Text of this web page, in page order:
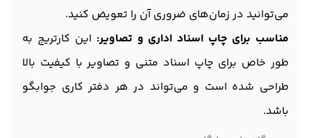
می‌توانید در زمان‌های ضروری آن را تعویض کنید.
مناسب برای چاپ اسناد اداری و تصاویر: این کارتریج به
طور خاص برای چاپ اسناد متنی و تصاویر با کیفیت بالا
طراحی شده است و می‌تواند در هر دفتر کاری جوابگو
باشد.